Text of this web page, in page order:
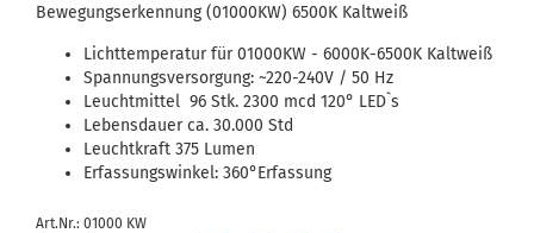
Bewegungserkennung (01000KW) 6500K Kaltweiß
Lichttemperatur für 01000KW - 6000K-6500K Kaltweiß
Spannungsversorgung: ~220-240V / 50 Hz
Leuchtmittel 96 Stk. 2300 mcd 120° LED`s
Lebensdauer ca. 30.000 Std
Leuchtkraft 375 Lumen
Erfassungswinkel: 360°Erfassung
Art.Nr.: 01000 KW